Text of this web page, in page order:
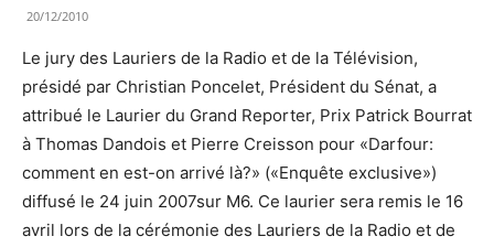
20/12/2010
Le jury des Lauriers de la Radio et de la Télévision,
présidé par Christian Poncelet, Président du Sénat, a
attribué le Laurier du Grand Reporter, Prix Patrick Bourrat
à Thomas Dandois et Pierre Creisson pour «Darfour:
comment en est-on arrivé là?» («Enquête exclusive»)
diffusé le 24 juin 2007sur M6. Ce laurier sera remis le 16
avril lors de la cérémonie des Lauriers de la Radio et de